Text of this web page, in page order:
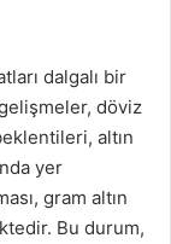
dalgalı bir
döviz
altın
yer
gram altın
Bu durum,